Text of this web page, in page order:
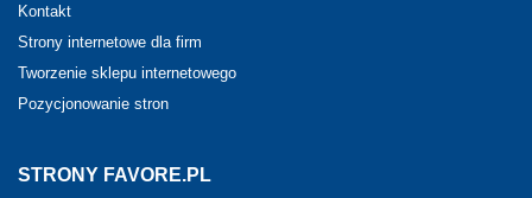
Kontakt
Strony internetowe dla firm
Tworzenie sklepu internetowego
Pozycjonowanie stron
STRONY FAVORE.PL